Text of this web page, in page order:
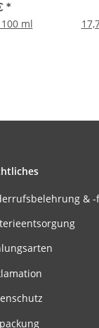
*
ml
&